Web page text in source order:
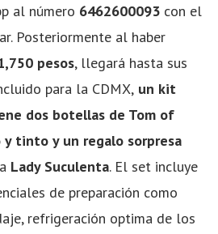
al número 6462600093 con el
Posteriormente al haber
pesos, llegará hasta sus
para la CDMX, un kit
dos botellas de Tom of
y tinto y un regalo sorpresa
Lady Suculenta. El set incluye
de preparación como
refrigeración optima de los